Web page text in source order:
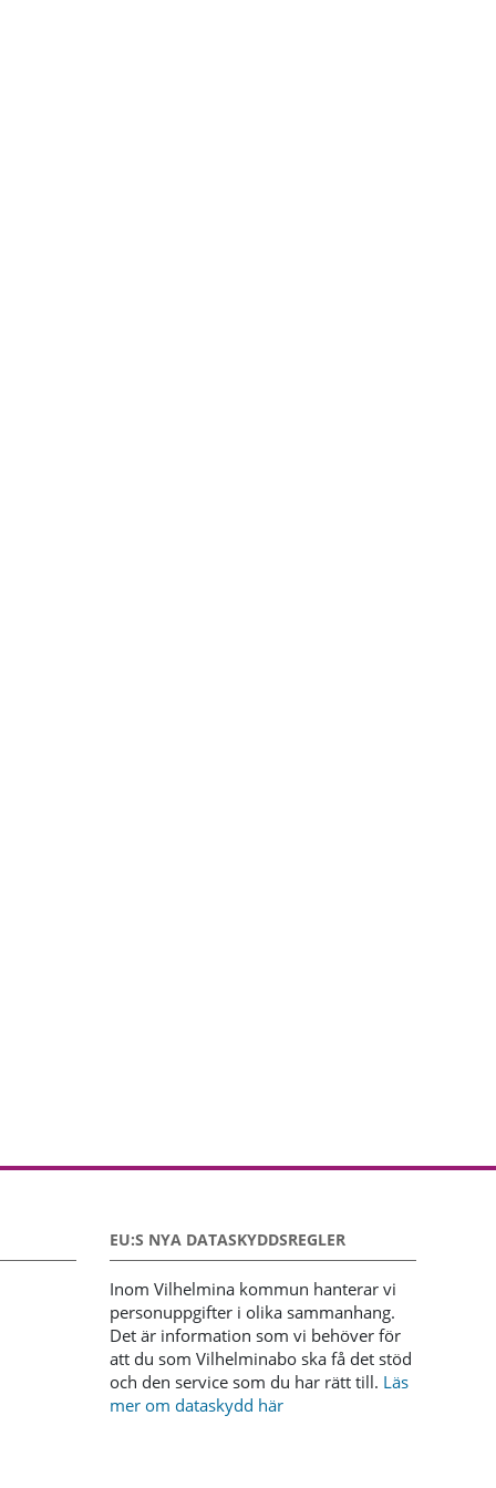
EU:S NYA DATASKYDDSREGLER
Inom Vilhelmina kommun hanterar vi
personuppgifter i olika sammanhang.
Det är information som vi behöver för
att du som Vilhelminabo ska få det stöd
och den service som du har rätt till. Läs
mer om dataskydd här